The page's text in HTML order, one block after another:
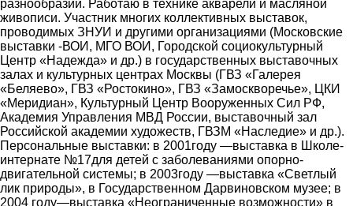
разнообразии. Работаю в технике акварели и масляной
живописи. Участник многих коллективных выставок,
проводимых ЗНУИ и другими организациями (Московские
выставки -ВОИ, МГО ВОИ, Городской социокультурный
Центр «Надежда» и др.) в государственных выставочных
залах и культурных центрах Москвы (ГВЗ «Галерея
«Беляево», ГВЗ «Ростокино», ГВЗ «Замоскворечье», ЦКИ
«Меридиан», Культурный Центр Вооруженных Сил РФ,
Академия Управления МВД России, выставочный зал
Российской академии художеств, ГВЗМ «Наследие» и др.).
Персональные выставки: в 2001году ―выставка в Школе-
интернате №17для детей с заболеваниями опорно-
двигательной системы; в 2003году ―выставка «Светлый
лик природы», в Государственном Дарвиновском музее; в
2004 году―выставка «Неограниченные возможности» в